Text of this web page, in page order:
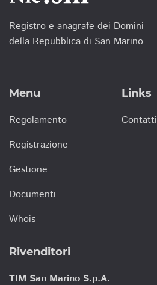
Registro e anagrafe dei Domini
della Repubblica di San Marino
Menu
Regolamento
Registrazione
Gestione
Documenti
Whois
Links
Contatti
Rivenditori
TIM San Marino S.p.A.